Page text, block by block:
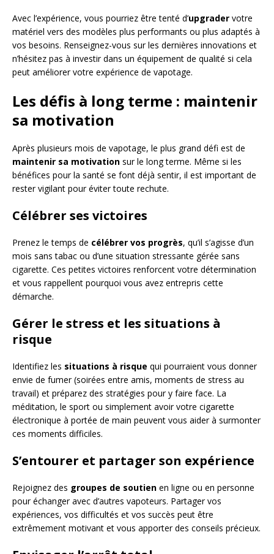
Avec l’expérience, vous pourriez être tenté d’upgrader votre
matériel vers des modèles plus performants ou plus adaptés à
vos besoins. Renseignez-vous sur les dernières innovations et
n’hésitez pas à investir dans un équipement de qualité si cela
peut améliorer votre expérience de vapotage.
Les défis à long terme : maintenir
sa motivation
Après plusieurs mois de vapotage, le plus grand défi est de
maintenir sa motivation sur le long terme. Même si les
bénéfices pour la santé se font déjà sentir, il est important de
rester vigilant pour éviter toute rechute.
Célébrer ses victoires
Prenez le temps de célébrer vos progrès, qu’il s’agisse d’un
mois sans tabac ou d’une situation stressante gérée sans
cigarette. Ces petites victoires renforcent votre détermination
et vous rappellent pourquoi vous avez entrepris cette
démarche.
Gérer le stress et les situations à
risque
Identifiez les situations à risque qui pourraient vous donner
envie de fumer (soirées entre amis, moments de stress au
travail) et préparez des stratégies pour y faire face. La
méditation, le sport ou simplement avoir votre cigarette
électronique à portée de main peuvent vous aider à surmonter
ces moments difficiles.
S’entourer et partager son expérience
Rejoignez des groupes de soutien en ligne ou en personne
pour échanger avec d’autres vapoteurs. Partager vos
expériences, vos difficultés et vos succès peut être
extrêmement motivant et vous apporter des conseils précieux.